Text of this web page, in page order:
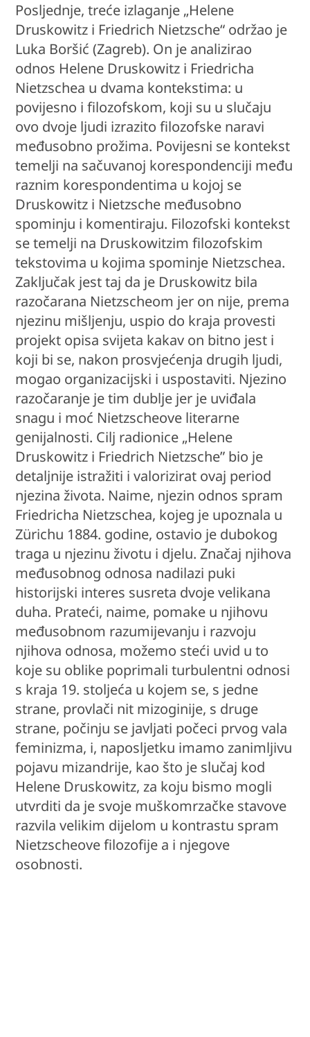
Posljednje, treće izlaganje „Helene
Druskowitz i Friedrich Nietzsche“ održao je
Luka Boršić (Zagreb). On je analizirao
odnos Helene Druskowitz i Friedricha
Nietzschea u dvama kontekstima: u
povijesno i filozofskom, koji su u slučaju
ovo dvoje ljudi izrazito filozofske naravi
međusobno prožima. Povijesni se kontekst
temelji na sačuvanoj korespondenciji među
raznim korespondentima u kojoj se
Druskowitz i Nietzsche međusobno
spominju i komentiraju. Filozofski kontekst
se temelji na Druskowitzim filozofskim
tekstovima u kojima spominje Nietzschea.
Zaključak jest taj da je Druskowitz bila
razočarana Nietzscheom jer on nije, prema
njezinu mišljenju, uspio do kraja provesti
projekt opisa svijeta kakav on bitno jest i
koji bi se, nakon prosvjećenja drugih ljudi,
mogao organizacijski i uspostaviti. Njezino
razočaranje je tim dublje jer je uviđala
snagu i moć Nietzscheove literarne
genijalnosti. Cilj radionice „Helene
Druskowitz i Friedrich Nietzsche” bio je
detaljnije istražiti i valorizirat ovaj period
njezina života. Naime, njezin odnos spram
Friedricha Nietzschea, kojeg je upoznala u
Zürichu 1884. godine, ostavio je dubokog
traga u njezinu životu i djelu. Značaj njihova
međusobnog odnosa nadilazi puki
historijski interes susreta dvoje velikana
duha. Prateći, naime, pomake u njihovu
međusobnom razumijevanju i razvoju
njihova odnosa, možemo steći uvid u to
koje su oblike poprimali turbulentni odnosi
s kraja 19. stoljeća u kojem se, s jedne
strane, provlači nit mizoginije, s druge
strane, počinju se javljati počeci prvog vala
feminizma, i, naposljetku imamo zanimljivu
pojavu mizandrije, kao što je slučaj kod
Helene Druskowitz, za koju bismo mogli
utvrditi da je svoje muškomrzačke stavove
razvila velikim dijelom u kontrastu spram
Nietzscheove filozofije a i njegove
osobnosti.